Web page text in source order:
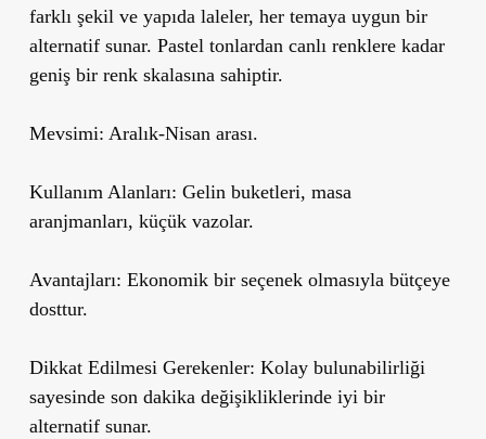
farklı şekil ve yapıda laleler, her temaya uygun bir
alternatif sunar. Pastel tonlardan canlı renklere kadar
geniş bir renk skalasına sahiptir.
Mevsimi: Aralık-Nisan arası.
Kullanım Alanları: Gelin buketleri, masa
aranjmanları, küçük vazolar.
Avantajları: Ekonomik bir seçenek olmasıyla bütçeye
dosttur.
Dikkat Edilmesi Gerekenler: Kolay bulunabilirliği
sayesinde son dakika değişikliklerinde iyi bir
alternatif sunar.